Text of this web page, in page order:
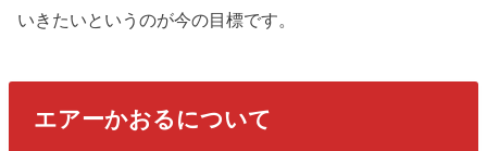
いきたいというのが今の目標です。
エアーかおるについて